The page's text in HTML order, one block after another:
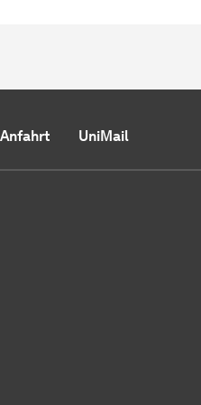
Anfahrt UniMail